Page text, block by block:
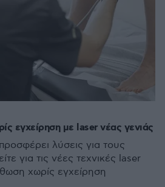
εγχείρηση με laser νέας γενιάς
λύσεις για τους
για τις νέες τεχνικές laser
χωρίς εγχείρηση